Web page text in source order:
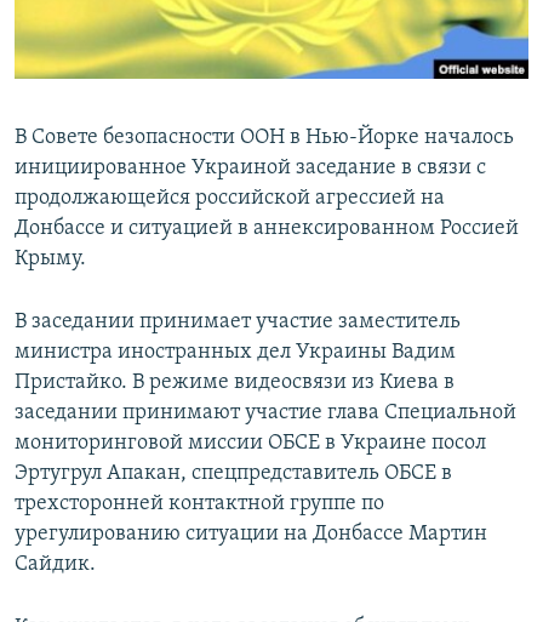
ПОБЕДИТЕЛЕЙ НЕ СУДЯТ?
КРЫМ.НЕПОКОРЕННЫЙ
ПРИСОЕДИНЯЙТЕСЬ!
Все сайты RFE/RL
В Совете безопасности ООН в Нью-Йорке началось
инициированное Украиной заседание в связи с
продолжающейся российской агрессией на
Донбассе и ситуацией в аннексированном Россией
Крыму.
В заседании принимает участие заместитель
министра иностранных дел Украины Вадим
Пристайко. В режиме видеосвязи из Киева в
заседании принимают участие глава Специальной
мониторинговой миссии ОБСЕ в Украине посол
Эртугрул Апакан, спецпредставитель ОБСЕ в
трехсторонней контактной группе по
урегулированию ситуации на Донбассе Мартин
Сайдик.